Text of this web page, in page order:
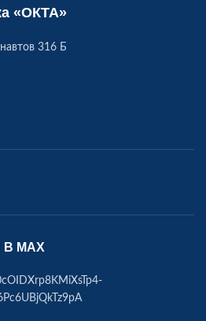
«ОКТА»
316 Б
В МАХ